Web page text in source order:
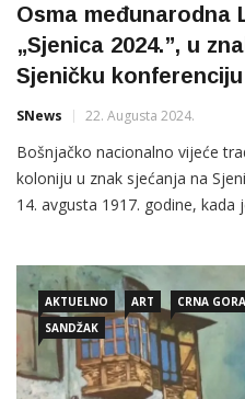
Osma međunarodna
„Sjenica 2024.”, u
Sjeničku konferenciju
SNews 22. Augusta 2024.
Bošnjačko nacionalno vijeće
koloniju u znak sjećanja na
14. avgusta 1917. godine,
AKTUELNO ART CRNA GORA
SANDŽAK